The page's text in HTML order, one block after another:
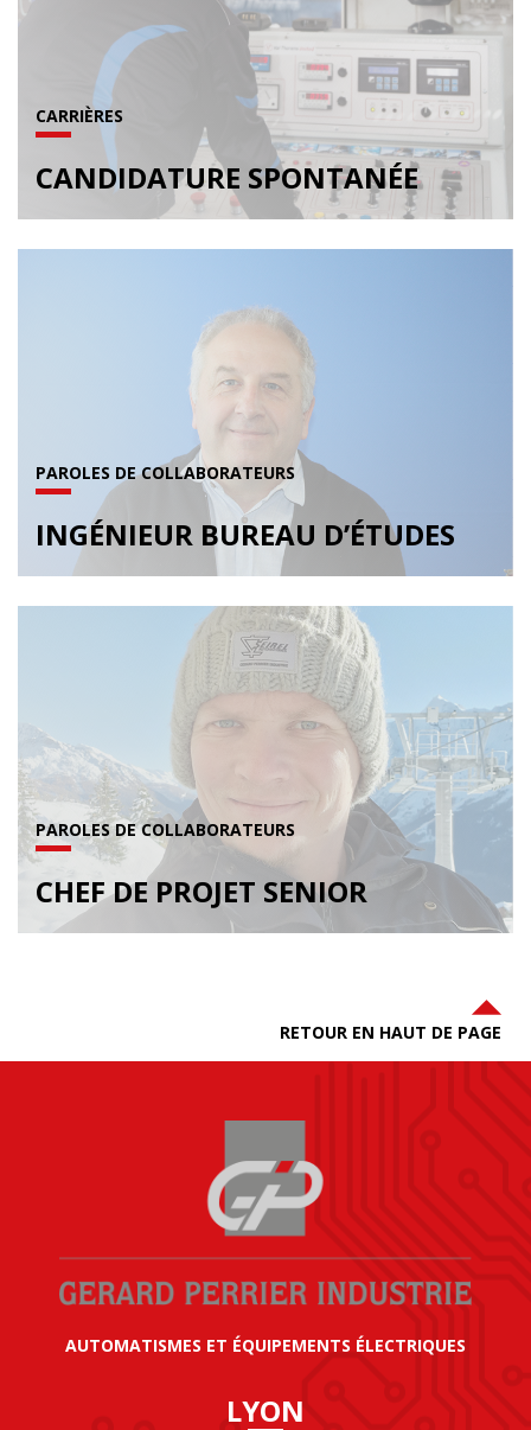
CARRIÈRES
CANDIDATURE SPONTANÉE
PAROLES DE COLLABORATEURS
INGÉNIEUR BUREAU D’ÉTUDES
PAROLES DE COLLABORATEURS
CHEF DE PROJET SENIOR
RETOUR EN HAUT DE PAGE
AUTOMATISMES ET ÉQUIPEMENTS ÉLECTRIQUES
LYON